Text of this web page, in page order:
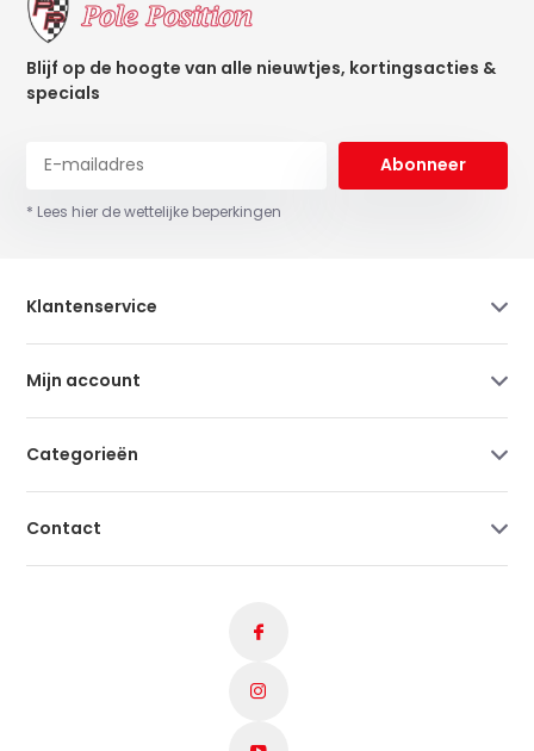
Blijf op de hoogte van alle nieuwtjes, kortingsacties &
specials
Abonneer
* Lees hier de wettelijke beperkingen
Klantenservice
Mijn account
Categorieën
Contact